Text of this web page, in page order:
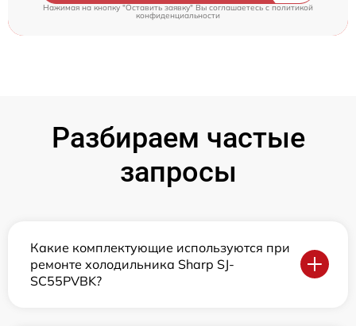
Нажимая на кнопку "Оставить заявку" Вы соглашаетесь cполитикой
конфиденциальности
Разбираем частые
запросы
Какие комплектующие используются при
ремонте холодильника Sharp SJ-
SC55PVBK?